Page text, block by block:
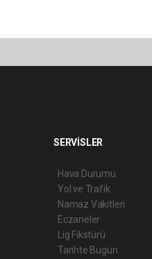
SERVİSLER
Hava Durumu
Yol ve Trafik
Namaz Vakitleri
Eczaneler
Lig Fikstürü
Tarihte Bugün